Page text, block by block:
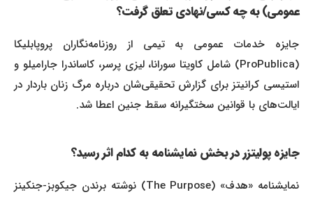
عمومی) به چه کسی/نهادی تعلق گرفت؟
جایزه خدمات عمومی به تیمی از روزنامه‌نگاران پروپابلیکا
(ProPublica) شامل کاویتا سورانا، لیزی پرسر، کاساندرا جارامیلو و
استیسی کرانیتز برای گزارش تحقیقی‌شان درباره مرگ زنان باردار در
ایالت‌های با قوانین سختگیرانه سقط جنین اعطا شد.
جایزه پولیتزر در بخش نمایشنامه به کدام اثر رسید؟
نمایشنامه «هدف» (The Purpose) نوشته برندن جیکوبز-جنکینز